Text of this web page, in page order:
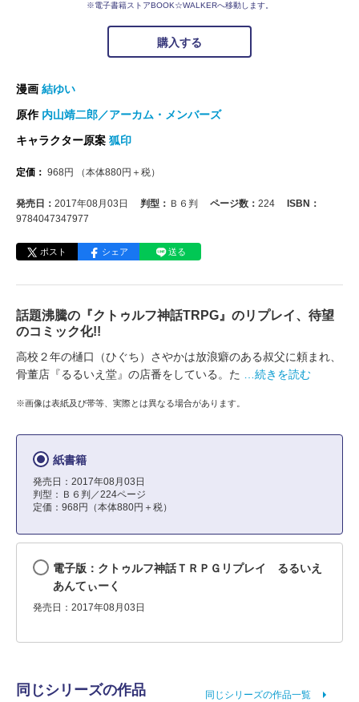
※電子書籍ストアBOOK☆WALKERへ移動します。
購入する
漫画 結ゆい
原作 内山靖二郎／アーカム・メンバーズ
キャラクター原案 狐印
定価： 968円 （本体880円＋税）
発売日： 2017年08月03日 判型： Ｂ６判 ページ数： 224
ISBN：
9784047347977
ポスト シェア 送る
話題沸騰の『クトゥルフ神話TRPG』のリプレイ、待望
のコミック化!!
高校２年の樋口（ひぐち）さやかは放浪癖のある叔父に頼まれ、
骨董店『るるいえ堂』の店番をしている。た
…続きを読む
※画像は表紙及び帯等、実際とは異なる場合があります。
紙書籍
発売日：2017年08月03日
判型：Ｂ６判／224ページ
定価：968円（本体880円＋税）
電子版：クトゥルフ神話ＴＲＰＧリプレイ るるいえ
あんてぃーく
発売日：2017年08月03日
同じシリーズの作品 同じシリーズの作品一覧